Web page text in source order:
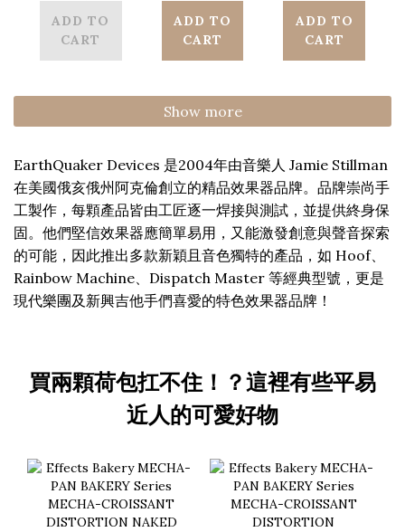
Distortion
Pedal
ADD TO
CART
Pedal
ADD TO
CART
Pedal
ADD TO
CART
Show more
EarthQuaker Devices 是2004年由音樂人 Jamie Stillman
在美國俄亥俄州阿克倫創立的精品效果器品牌。品牌崇尚手
工製作，每顆產品皆由工匠逐一焊接與測試，並提供終身保
固。他們堅信效果器應簡單易用，又能激發創意與聲音探索
的可能，因此推出多款新穎且音色獨特的產品，如 Hoof、
Rainbow Machine、Dispatch Master 等經典型號，更是
現代樂團及新興吉他手們喜愛的特色效果器品牌！
買兩顆荷包扛不住！？這裡有些平易
近人的可愛好物